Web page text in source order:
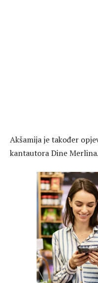
Akšamija je također
kantautora Dine Merlina.